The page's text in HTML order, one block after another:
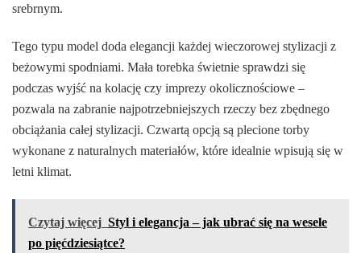
srebrnym.
Tego typu model doda elegancji każdej wieczorowej stylizacji z
beżowymi spodniami. Mała torebka świetnie sprawdzi się
podczas wyjść na kolację czy imprezy okolicznościowe –
pozwala na zabranie najpotrzebniejszych rzeczy bez zbędnego
obciążania całej stylizacji. Czwartą opcją są plecione torby
wykonane z naturalnych materiałów, które idealnie wpisują się w
letni klimat.
Czytaj więcej Styl i elegancja – jak ubrać się na wesele
po pięćdziesiątce?